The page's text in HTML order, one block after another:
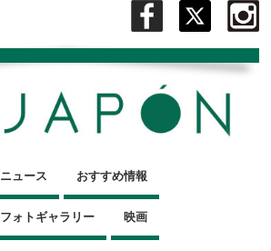
ニュース おすすめ情報
フォトギャラリー 映画